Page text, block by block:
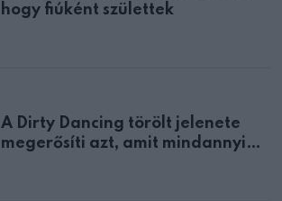
hogy fiúként születtek
A Dirty Dancing törölt jelenete
megerősíti azt, amit mindannyian